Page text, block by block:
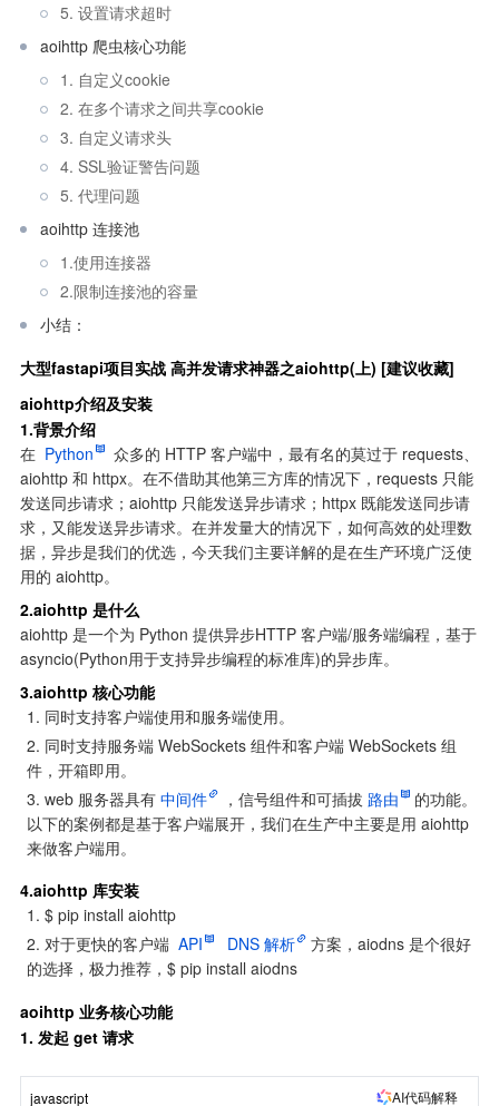
5. 设置请求超时
aoihttp 爬虫核心功能
1. 自定义cookie
2. 在多个请求之间共享cookie
3. 自定义请求头
4. SSL验证警告问题
5. 代理问题
aoihttp 连接池
1.使用连接器
2.限制连接池的容量
小结：
大型fastapi项目实战 高并发请求神器之aiohttp(上) [建议收藏]
aiohttp介绍及安装
1.背景介绍
在 Python
众多的 HTTP 客户端中，最有名的莫过于 requests、
aiohttp 和 httpx。在不借助其他第三方库的情况下，requests 只能
发送同步请求；aiohttp 只能发送异步请求；httpx 既能发送同步请
求，又能发送异步请求。在并发量大的情况下，如何高效的处理数
据，异步是我们的优选，今天我们主要详解的是在生产环境广泛使
用的 aiohttp。
2.aiohttp 是什么
aiohttp 是一个为 Python 提供异步HTTP 客户端/服务端编程，基于
asyncio(Python用于支持异步编程的标准库)的异步库。
3.aiohttp 核心功能
同时支持客户端使用和服务端使用。
同时支持服务端 WebSockets 组件和客户端 WebSockets 组
件，开箱即用。
web 服务器具有 中间件 ，信号组件和可插拔 路由
的功能。
以下的案例都是基于客户端展开，我们在生产中主要是用 aiohttp
来做客户端用。
4.aiohttp 库安装
$ pip install aiohttp
对于更快的客户端 API DNS 解析
方案，aiodns 是个很好
的选择，极力推荐，$ pip install aiodns
aoihttp 业务核心功能
1. 发起 get 请求
javascript AI代码解释